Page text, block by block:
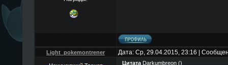
Light_pokemontrener Дата: Ср, 29.04.2015, 23:16 |
Цитата Darkumbreon()